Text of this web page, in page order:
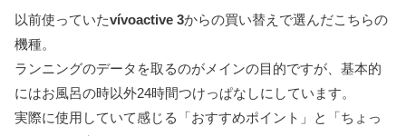
以前使っていたvívoactive 3からの買い替えで選んだこちらの
機種。
ランニングのデータを取るのがメインの目的ですが、基本的
にはお風呂の時以外24時間つけっぱなしにしています。
実際に使用していて感じる「おすすめポイント」と「ちょっ